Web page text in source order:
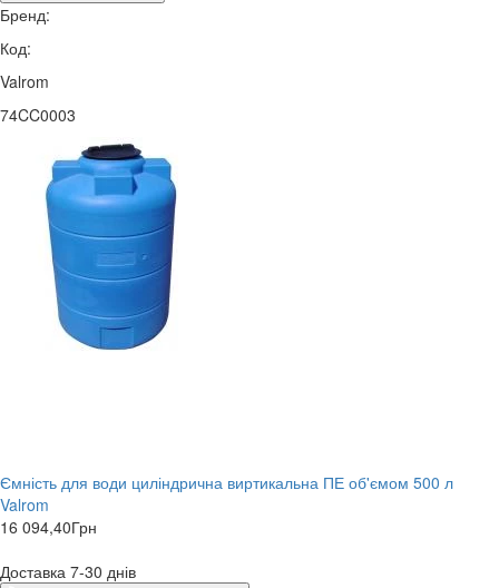
Бренд:
Код:
Valrom
74CC0003
Ємність для води циліндрична виртикальна ПЕ об'ємом 500 л
Valrom
16 094,40Грн
Доставка 7-30 днів